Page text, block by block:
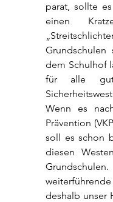
parat, sollte
einen
dem Schulhof
für alle
Wenn es
Prävention
soll es schon
diesen
deshalb unser